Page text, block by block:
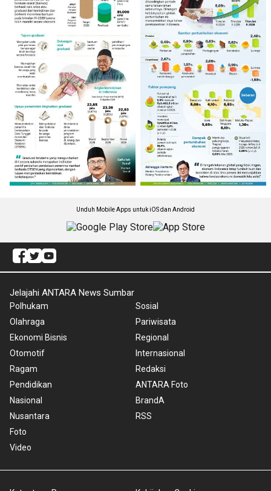
Unduh Mobile Apps untuk iOS dan Android
Jelajahi ANTARA News Sumbar
Polhukam
Olahraga
Ekonomi Bisnis
Otomotif
Ragam
Pendidikan
Nasional
Nusantara
Foto
Video
Sosial
Pariwisata
Regional
Internasional
Redaksi
ANTARA Foto
BrandA
RSS